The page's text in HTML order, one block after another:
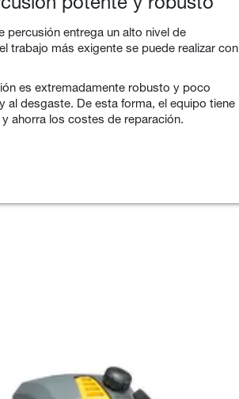
percusión entrega un alto nivel de
trabajo más exigente se puede realizar con
es extremadamente robusto y poco
al desgaste. De esta forma, el equipo tiene
ahorra los costes de reparación.